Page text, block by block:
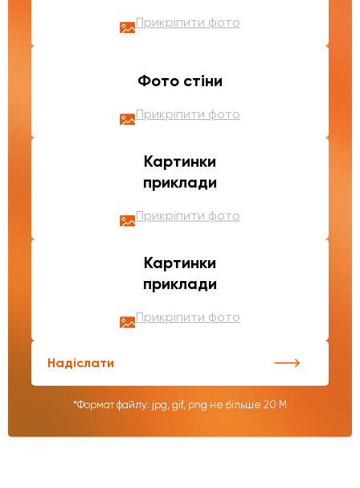
Прикріпити фото
Фото стіни
Прикріпити фото
Картинки
приклади
Прикріпити фото
Картинки
приклади
Прикріпити фото
Надіслати
*Формат файлу: jpg, gif, png не більше 20 М